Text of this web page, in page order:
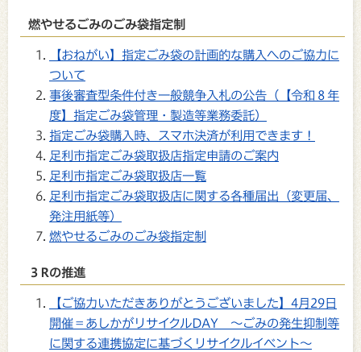
燃やせるごみのごみ袋指定制
【おねがい】指定ごみ袋の計画的な購入へのご協力に
ついて
事後審査型条件付き一般競争入札の公告（【令和８年
度】指定ごみ袋管理・製造等業務委託）
指定ごみ袋購入時、スマホ決済が利用できます！
足利市指定ごみ袋取扱店指定申請のご案内
足利市指定ごみ袋取扱店一覧
足利市指定ごみ袋取扱店に関する各種届出（変更届、
発注用紙等）
燃やせるごみのごみ袋指定制
３Rの推進
【ご協力いただきありがとうございました】4月29日
開催＝あしかがリサイクルDAY ～ごみの発生抑制等
に関する連携協定に基づくリサイクルイベント～